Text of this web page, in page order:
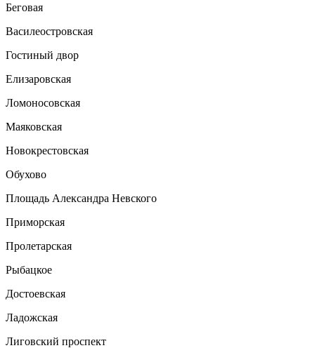
Беговая
Василеостровская
Гостиный двор
Елизаровская
Ломоносовская
Маяковская
Новокрестовская
Обухово
Площадь Александра Невского
Приморская
Пролетарская
Рыбацкое
Достоевская
Ладожская
Лиговский проспект